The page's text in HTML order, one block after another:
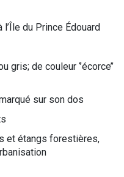
l’Île du Prince Édouard
gris; de couleur ‘’écorce’’
marqué sur son dos
et étangs forestières,